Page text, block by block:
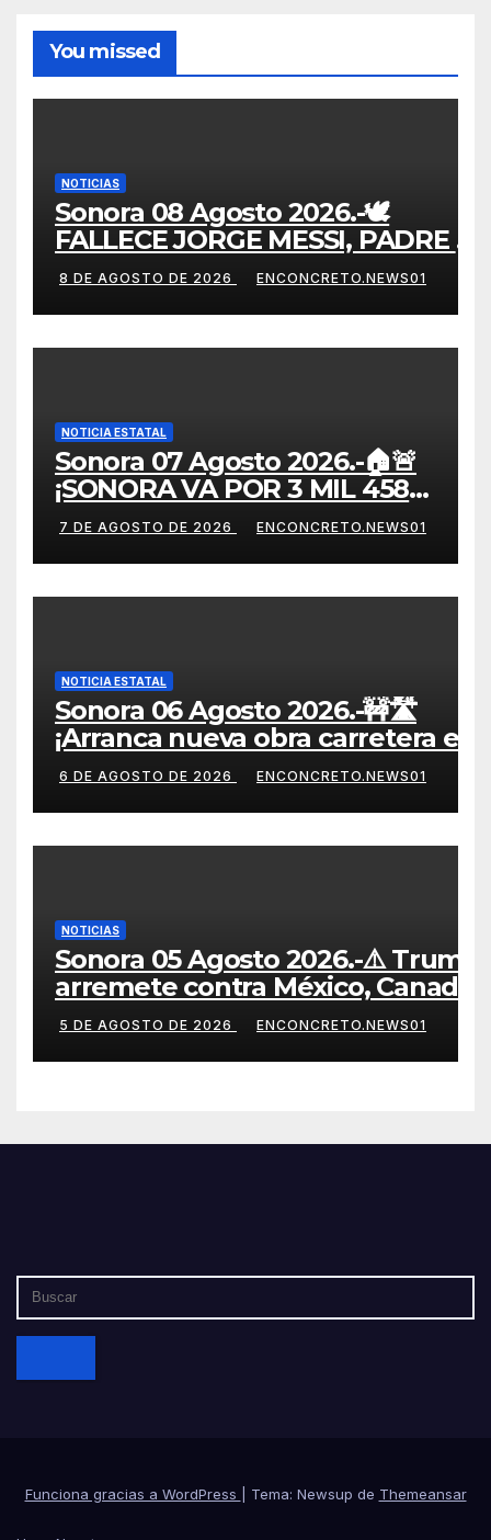
You missed
NOTICIAS
Sonora 08 Agosto 2026.-🕊️
FALLECE JORGE MESSI, PADRE Y
REPRESENTANTE DE LIONEL
MESSI, A LOS 68 AÑOS ⚽️💔
8 DE AGOSTO DE 2026 ENCONCRETO.NEWS01
NOTICIA ESTATAL
Sonora 07 Agosto 2026.-🏠🚨
¡SONORA VA POR 3 MIL 458
NUEVAS VIVIENDAS! DURAZO
IMPULSA EL PROGRAMA DE
VIVIENDA PARA EL BIENESTAR
🏘️👨‍👩‍👧‍👦
7 DE AGOSTO DE 2026 ENCONCRETO.NEWS01
NOTICIA ESTATAL
Sonora 06 Agosto 2026.-🚧🛣️
¡Arranca nueva obra carretera en
Sonora! 🏗️
6 DE AGOSTO DE 2026 ENCONCRETO.NEWS01
NOTICIAS
Sonora 05 Agosto 2026.-⚠️ Trump
arremete contra México, Canadá
y otras potencias por supuestos
abusos comerciales
5 DE AGOSTO DE 2026 ENCONCRETO.NEWS01
Funciona gracias a WordPress Tema: Newsup de Themeansar